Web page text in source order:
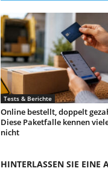
Tests & Berichte
Online bestellt, doppelt
Diese Paketfalle kennen
nicht
HINTERLASSEN SIE EINE